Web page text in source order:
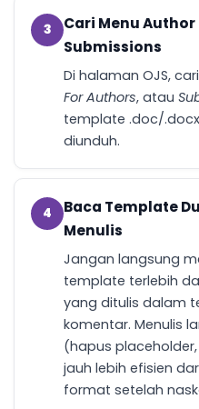
3
Cari Menu
Submissions
Di halaman OJS,
For Authors, atau
template .doc/
diunduh.
4
Baca Template
Menulis
Jangan langsung
template terlebih
yang ditulis dalam
komentar. Menulis
(hapus
jauh lebih efisien
format setelah